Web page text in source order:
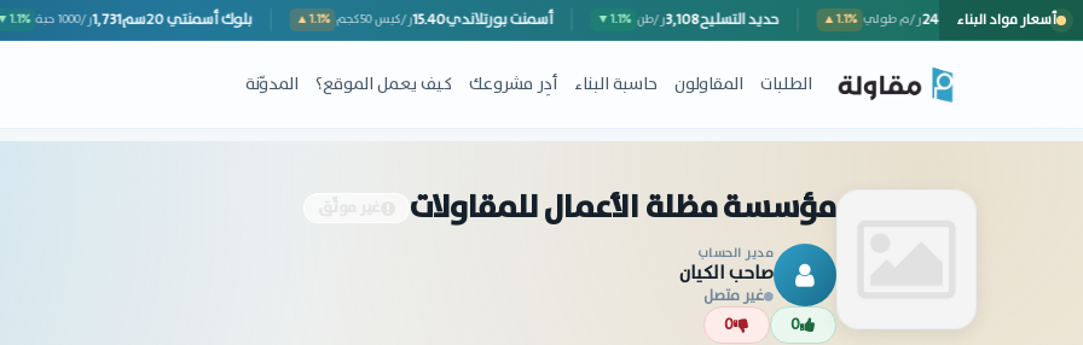
أسعار مواد البناء
سور خارجي (مع المصنعية)248ر/م طولي حديد التسليح3,108ر/طن أسمنت بورتلاندي15.40ر/كيس 50كجم بلوك أسمنتي 20سم 1,731ر/1000 حبة
الطلبات المقاولون حاسبة البناء أدِر مشروعك كيف يعمل الموقع؟ المدوّنة
مؤسسة مظلة الأعمال للمقاولات
مدير الحساب
صاحب الكيان
غير متصل
0
0